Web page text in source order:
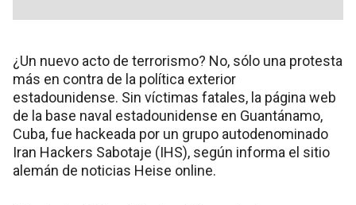
¿Un nuevo acto de terrorismo? No, sólo una protesta
más en contra de la política exterior
estadounidense. Sin víctimas fatales, la página web
de la base naval estadounidense en Guantánamo,
Cuba, fue hackeada por un grupo autodenominado
Iran Hackers Sabotaje (IHS), según informa el sitio
alemán de noticias Heise online.